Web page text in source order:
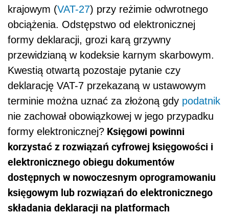
krajowym (VAT-27) przy reżimie odwrotnego
obciążenia. Odstępstwo od elektronicznej
formy deklaracji, grozi karą grzywny
przewidzianą w kodeksie karnym skarbowym.
Kwestią otwartą pozostaje pytanie czy
deklarację VAT-7 przekazaną w ustawowym
terminie można uznać za złożoną gdy podatnik
nie zachował obowiązkowej w jego przypadku
formy elektronicznej? Księgowi powinni
korzystać z rozwiązań cyfrowej księgowości i
elektronicznego obiegu dokumentów
dostępnych w nowoczesnym oprogramowaniu
księgowym lub rozwiązań do elektronicznego
składania deklaracji na platformach